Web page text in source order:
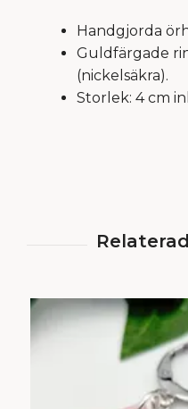
Handgjorda
Guldfärgade
(nickelsäkra).
Storlek: 4 cm